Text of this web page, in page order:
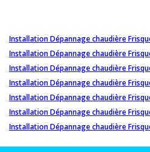
Installation Dépannage chaudière
Installation Dépannage chaudière
Installation Dépannage chaudière
Installation Dépannage chaudière
Installation Dépannage chaudière
Installation Dépannage chaudière
Installation Dépannage chaudière